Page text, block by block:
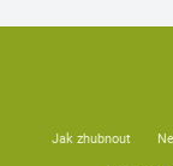
Jak zhubnout